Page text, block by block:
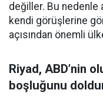
değiller. Bu
kendi görüşlerine
açısından önemli
Riyad, ABD’nin
boşluğunu